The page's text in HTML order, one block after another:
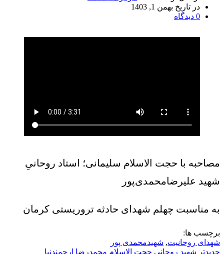
در تاریخ بهمن 1, 1403
0 دیدگاه
مصاحبه با حجت الاسلام سلیمانی؛ استاد روحانیِ
شهید علیرضامحمدی‌پور
به مناسبت چهلم شهدای حادثه تروریستی کرمان
برچسب ها:
شهدای روحانیت, شهیدمحمدی پور
جدیدتر شهید روحانی حجت الاسلام محمدرضا ارجمند‌نیا